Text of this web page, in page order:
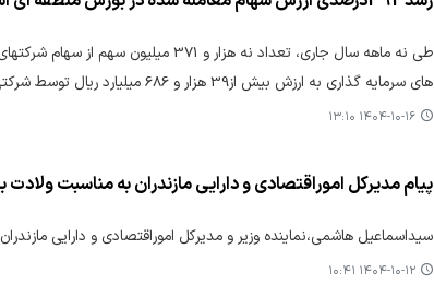
طی نه ماهه سال جاری، تعداد نه هزار و
های سرمایه گذاری به ارزش بیش از39 هزار و 686 میلیارد ریال توسط شرکتهای کارگزاری مستقر در استان مازندران مورد داد و ستد قرارگرفت.
۱۴۰۴-۱۰-۱۶ ۱۳:۱۰
پیام مدیرکل اموراقتصادی و دارایی مازندران به مناسبت
سیداسماعیل هاشمی،نماینده وزیر و مدیرکل اموراقتصادی و دارایی
۱۴۰۴-۱۰-۱۲ ۱۰:۴۱